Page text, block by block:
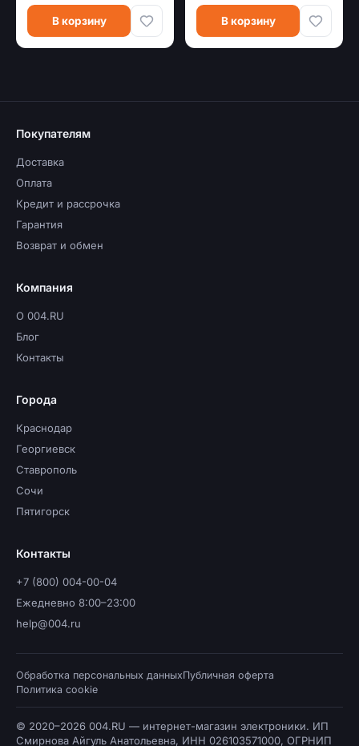
В корзину В корзину
Покупателям
Доставка
Оплата
Кредит и рассрочка
Гарантия
Возврат и обмен
Компания
О 004.RU
Блог
Контакты
Города
Краснодар
Георгиевск
Ставрополь
Сочи
Пятигорск
Контакты
+7 (800) 004-00-04
Ежедневно 8:00–23:00
help@004.ru
Обработка персональных данныхПубличная оферта
Политика cookie
© 2020–2026 004.RU — интернет-магазин электроники. ИП
Смирнова Айгуль Анатольевна, ИНН 026103571000, ОГРНИП